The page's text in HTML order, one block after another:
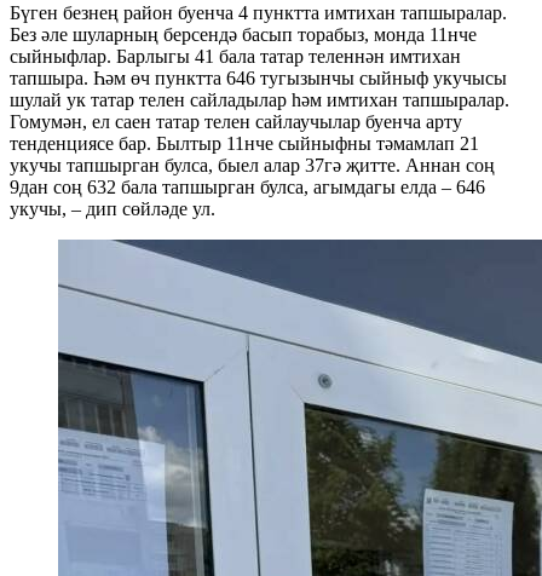
Бүген безнең район буенча 4 пунктта имтихан тапшыралар.
Без әле шуларның берсендә басып торабыз, монда 11нче
сыйныфлар. Барлыгы 41 бала татар теленнән имтихан
тапшыра. Һәм өч пунктта 646 тугызынчы сыйныф укучысы
шулай ук татар телен сайладылар һәм имтихан тапшыралар.
Гомумән, ел саен татар телен сайлаучылар буенча арту
тенденциясе бар. Былтыр 11нче сыйныфны тәмамлап 21
укучы тапшырган булса, быел алар 37гә җитте. Аннан соң
9дан соң 632 бала тапшырган булса, агымдагы елда – 646
укучы, – дип сөйләде ул.